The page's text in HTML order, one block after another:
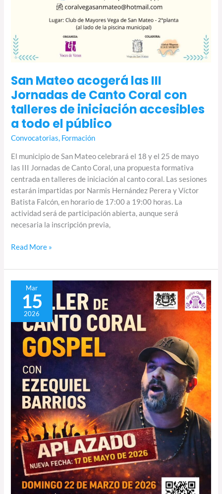
San Mateo acogerá las III
Jornadas de Canto Coral con
talleres de iniciación accesibles
a todo el público
Convocatorias, Formación
El municipio de San Mateo celebrará el 18 y el 25 de mayo
las III Jornadas de Canto Coral, una propuesta formativa
centrada en talleres de iniciación al canto coral. Las sesiones
estarán impartidas por Narmis Hernández Perera y Víctor
Batista Falcón, en horario de 17:00 a 19:00 horas. La
actividad será de participación abierta, aunque será
necesaria la inscripción previa,
todo
el
público
Read More »
Mar
15
2026
Taller
canto
Gospel
Ezequiel
Barrios